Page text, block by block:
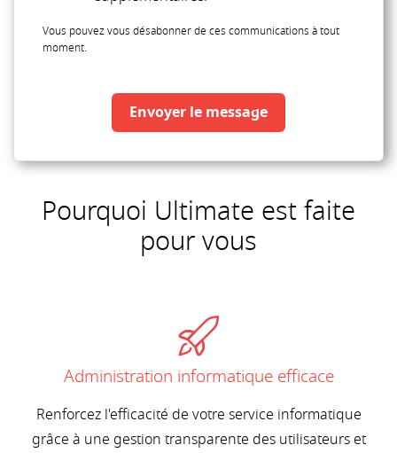
Vous pouvez vous désabonner de ces communications à tout
moment.
Envoyer le message
Pourquoi Ultimate est faite
pour vous
Administration informatique efficace
Renforcez l'efficacité de votre service informatique
grâce à une gestion transparente des utilisateurs et